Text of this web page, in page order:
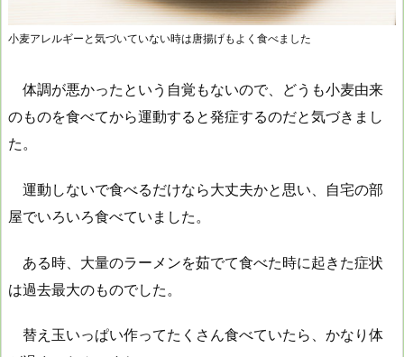
小麦アレルギーと気づいていない時は唐揚げもよく食べました
体調が悪かったという自覚もないので、どうも小麦由来
のものを食べてから運動すると発症するのだと気づきまし
た。
運動しないで食べるだけなら大丈夫かと思い、自宅の部
屋でいろいろ食べていました。
ある時、大量のラーメンを茹でて食べた時に起きた症状
は過去最大のものでした。
替え玉いっぱい作ってたくさん食べていたら、かなり体